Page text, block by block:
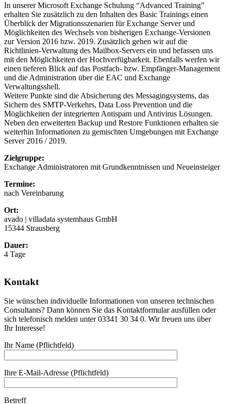
In unserer Microsoft Exchange Schulung “Advanced Training”
erhalten Sie zusätzlich zu den Inhalten des Basic Trainings einen
Überblick der Migrationsszenarien für Exchange Server und
Möglichkeiten des Wechsels von bisherigen Exchange-Versionen
zur Version 2016 bzw. 2019. Zusätzlich gehen wir auf die
Richtlinien-Verwaltung des Mailbox-Servers ein und befassen uns
mit den Möglichkeiten der Hochverfügbarkeit. Ebenfalls werfen wir
einen tieferen Blick auf das Postfach- bzw. Empfänger-Management
und die Administration über die EAC und Exchange
Verwaltungsshell.
Weitere Punkte sind die Absicherung des Messagingsystems, das
Sichern des SMTP-Verkehrs, Data Loss Prevention und die
Möglichkeiten der integrierten Antispam und Antivirus Lösungen.
Neben den erweiterten Backup und Restore Funktionen erhalten sie
weiterhin Informationen zu gemischten Umgebungen mit Exchange
Server 2016 / 2019.
Zielgruppe:
Exchange Administratoren mit Grundkenntnissen und Neueinsteiger
Termine:
nach Vereinbarung
Ort:
avado | villadata systemhaus GmbH
15344 Strausberg
Dauer:
4 Tage
Kontakt
Sie wünschen individuelle Informationen von unseren technischen
Consultants? Dann können Sie das Kontaktformular ausfüllen oder
sich telefonisch melden unter 03341 30 34 0. Wir freuen uns über
Ihr Interesse!
Ihr Name (Pflichtfeld)
Ihre E-Mail-Adresse (Pflichtfeld)
Betreff